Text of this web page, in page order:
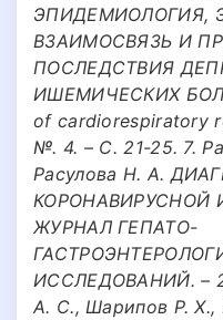
ЭПИДЕМИОЛОГИЯ,
ВЗАИМОСВЯЗЬ И
ПОСЛЕДСТВИЯ
ИШЕМИЧЕСКИХ
of cardiorespiratory
№. 4. – С. 21-25. 7.
Расулова Н. А.
КОРОНАВИРУСНОЙ
ЖУРНАЛ ГЕПАТО-
ИССЛЕДОВАНИЙ. –
А. С., Шарипов Р. Х.,